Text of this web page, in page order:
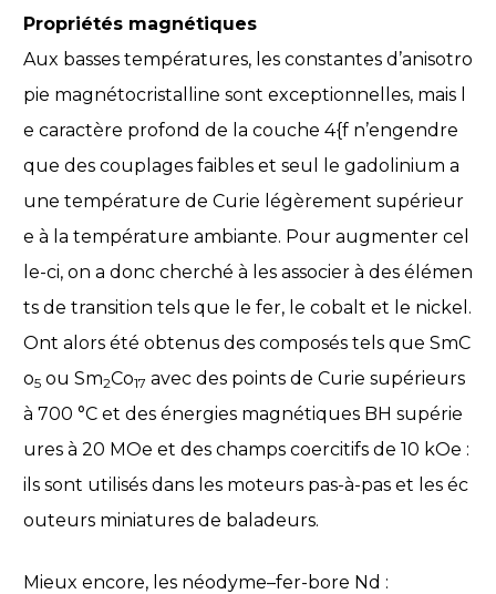
Propriétés magnétiques
Aux basses températures, les constantes d’anisotro
pie magnétocristalline sont exceptionnelles, mais l
e caractère profond de la couche 4{f n’engendre
que des couplages faibles et seul le gadolinium a
une température de Curie légèrement supérieur
e à la température ambiante. Pour augmenter cel
le-ci, on a donc cherché à les associer à des élémen
ts de transition tels que le fer, le cobalt et le nickel.
Ont alors été obtenus des composés tels que SmC
o5ou Sm2Co17 avec des points de Curie supérieurs
à 700 °C et des énergies magnétiques BH supérie
ures à 20 MOe et des champs coercitifs de 10 kOe :
ils sont utilisés dans les moteurs pas-à-pas et les éc
outeurs miniatures de baladeurs.
Mieux encore, les néodyme–fer-bore Nd :